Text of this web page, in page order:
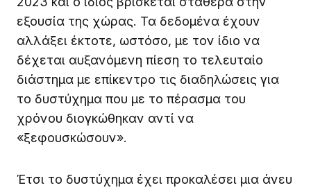
εξουσία της χώρας. Τα δεδομένα έχουν
αλλάξει έκτοτε, ωστόσο, με τον ίδιο να
δέχεται αυξανόμενη πίεση το τελευταίο
διάστημα με επίκεντρο τις διαδηλώσεις για
το δυστύχημα που με το πέρασμα του
χρόνου διογκώθηκαν αντί να
«ξεφουσκώσουν».
Έτσι το δυστύχημα έχει προκαλέσει μια άνευ